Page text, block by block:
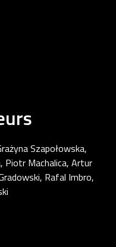
Szapołowska,
Piotr Machalica, Artur
Rafal Imbro,